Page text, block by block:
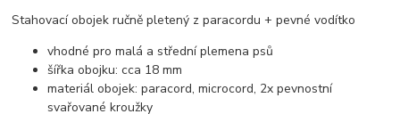
Stahovací obojek ručně pletený z paracordu + pevné vodítko
vhodné pro malá a střední plemena psů
šířka obojku: cca 18 mm
materiál obojek: paracord, microcord, 2x pevnostní
svařované kroužky